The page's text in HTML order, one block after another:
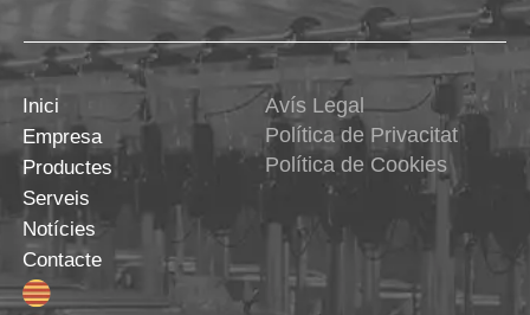
Inici
Empresa
Productes
Serveis
Notícies
Contacte
Avís Legal
Política de Privacitat
Política de Cookies